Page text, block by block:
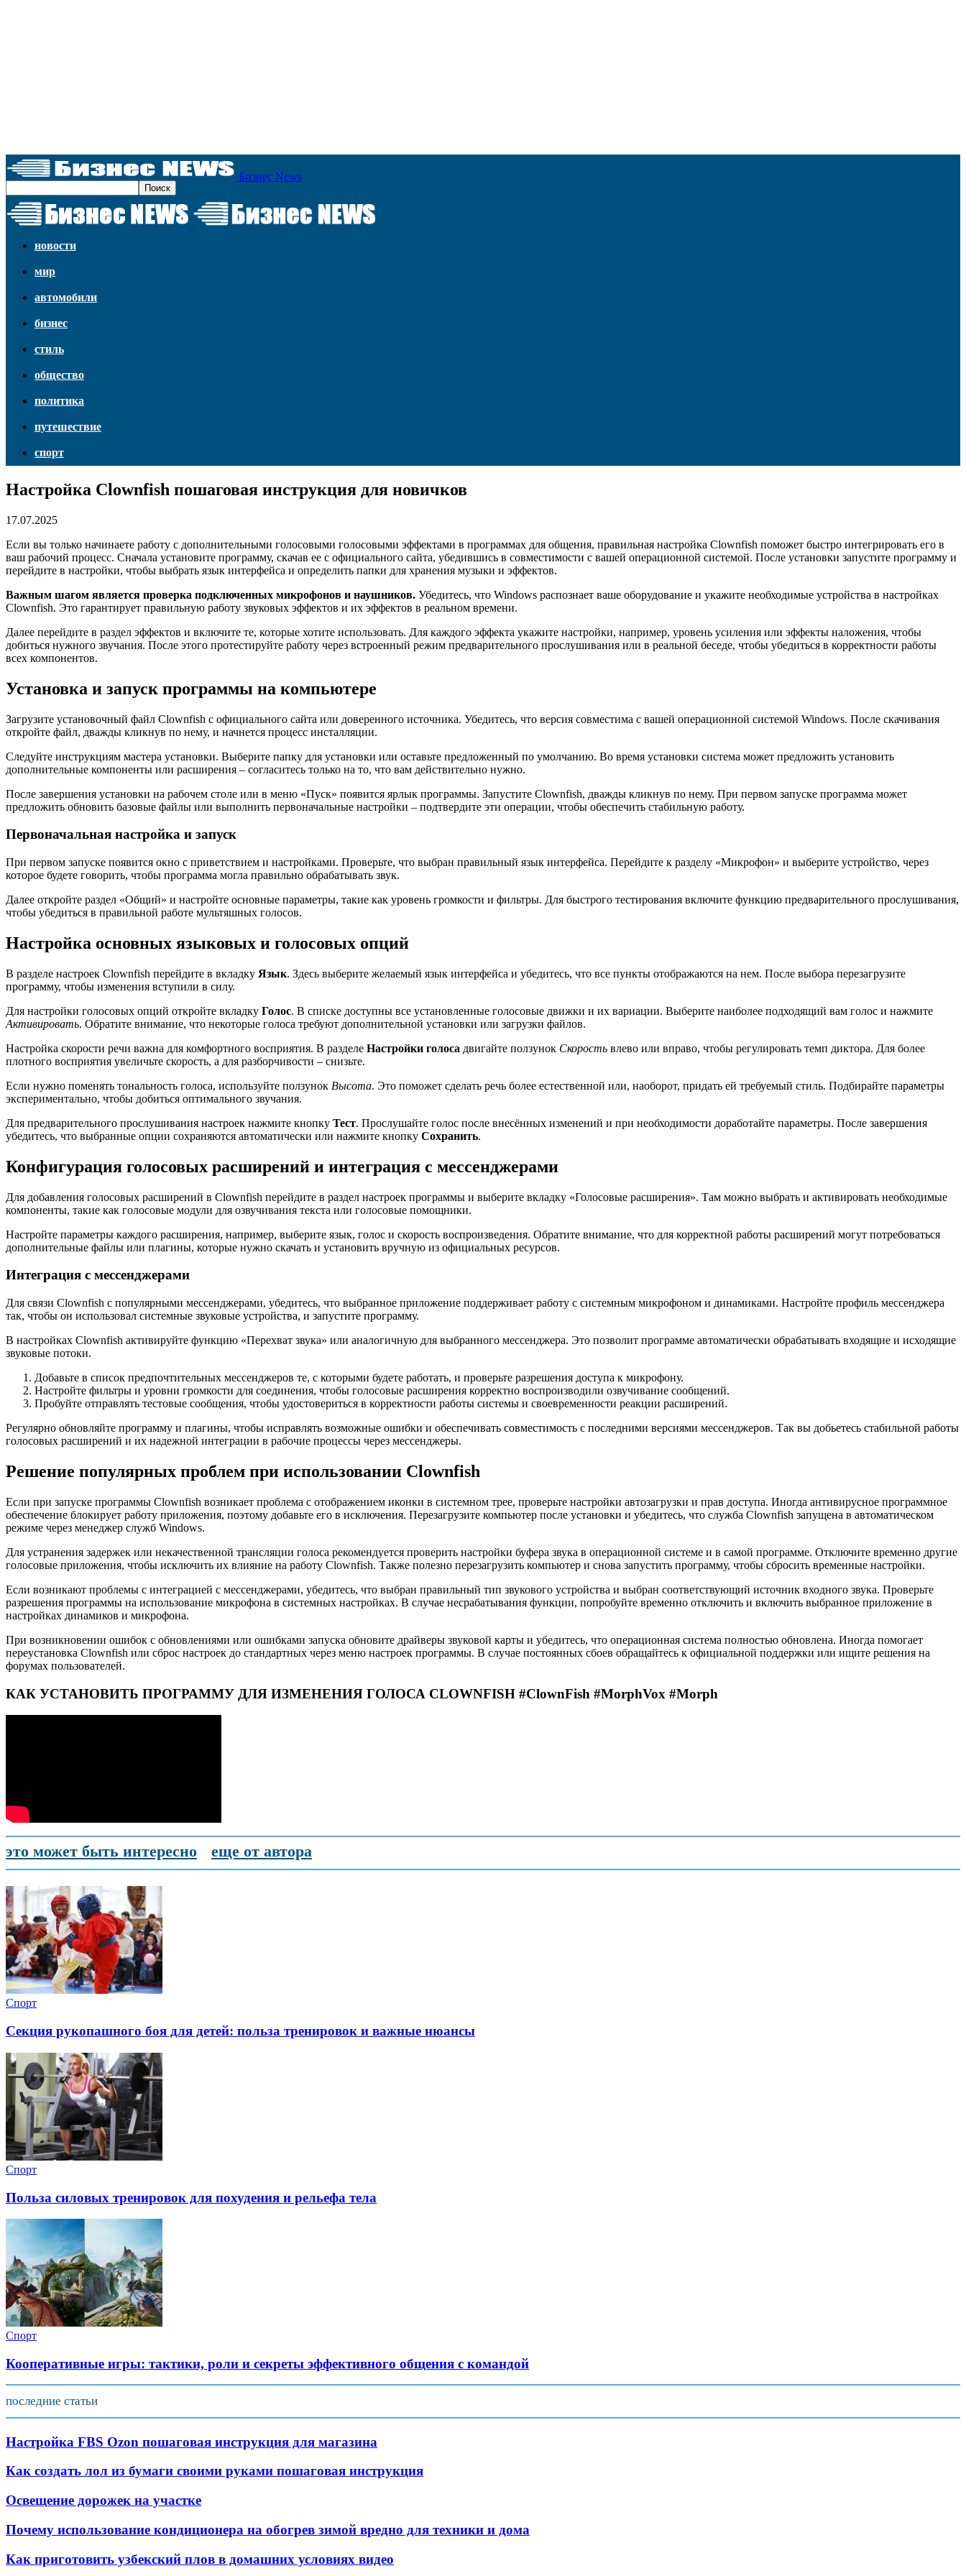
Бизнес News
новости
мир
автомобили
бизнес
стиль
общество
политика
путешествие
спорт
Настройка Clownfish пошаговая инструкция для новичков
17.07.2025
Если вы только начинаете работу с дополнительными голосовыми голосовыми эффектами в программах для общения, правильная настройка Clownfish поможет быстро интегрировать его в
ваш рабочий процесс. Сначала установите программу, скачав ее с официального сайта, убедившись в совместимости с вашей операционной системой. После установки запустите программу и
перейдите в настройки, чтобы выбрать язык интерфейса и определить папки для хранения музыки и эффектов.
Важным шагом является проверка подключенных микрофонов и наушников. Убедитесь, что Windows распознает ваше оборудование и укажите необходимые устройства в настройках
Clownfish. Это гарантирует правильную работу звуковых эффектов и их эффектов в реальном времени.
Далее перейдите в раздел эффектов и включите те, которые хотите использовать. Для каждого эффекта укажите настройки, например, уровень усиления или эффекты наложения, чтобы
добиться нужного звучания. После этого протестируйте работу через встроенный режим предварительного прослушивания или в реальной беседе, чтобы убедиться в корректности работы
всех компонентов.
Установка и запуск программы на компьютере
Загрузите установочный файл Clownfish с официального сайта или доверенного источника. Убедитесь, что версия совместима с вашей операционной системой Windows. После скачивания
откройте файл, дважды кликнув по нему, и начнется процесс инсталляции.
Следуйте инструкциям мастера установки. Выберите папку для установки или оставьте предложенный по умолчанию. Во время установки система может предложить установить
дополнительные компоненты или расширения – согласитесь только на то, что вам действительно нужно.
После завершения установки на рабочем столе или в меню «Пуск» появится ярлык программы. Запустите Clownfish, дважды кликнув по нему. При первом запуске программа может
предложить обновить базовые файлы или выполнить первоначальные настройки – подтвердите эти операции, чтобы обеспечить стабильную работу.
Первоначальная настройка и запуск
При первом запуске появится окно с приветствием и настройками. Проверьте, что выбран правильный язык интерфейса. Перейдите к разделу «Микрофон» и выберите устройство, через
которое будете говорить, чтобы программа могла правильно обрабатывать звук.
Далее откройте раздел «Общий» и настройте основные параметры, такие как уровень громкости и фильтры. Для быстрого тестирования включите функцию предварительного прослушивания,
чтобы убедиться в правильной работе мультяшных голосов.
Настройка основных языковых и голосовых опций
В разделе настроек Clownfish перейдите в вкладку Язык. Здесь выберите желаемый язык интерфейса и убедитесь, что все пункты отображаются на нем. После выбора перезагрузите
программу, чтобы изменения вступили в силу.
Для настройки голосовых опций откройте вкладку Голос. В списке доступны все установленные голосовые движки и их вариации. Выберите наиболее подходящий вам голос и нажмите
Активировать. Обратите внимание, что некоторые голоса требуют дополнительной установки или загрузки файлов.
Настройка скорости речи важна для комфортного восприятия. В разделе Настройки голоса двигайте ползунок Скорость влево или вправо, чтобы регулировать темп диктора. Для более
плотного восприятия увеличьте скорость, а для разборчивости – снизьте.
Если нужно поменять тональность голоса, используйте ползунок Высота. Это поможет сделать речь более естественной или, наоборот, придать ей требуемый стиль. Подбирайте параметры
экспериментально, чтобы добиться оптимального звучания.
Для предварительного прослушивания настроек нажмите кнопку Тест. Прослушайте голос после внесённых изменений и при необходимости доработайте параметры. После завершения
убедитесь, что выбранные опции сохраняются автоматически или нажмите кнопку Сохранить.
Конфигурация голосовых расширений и интеграция с мессенджерами
Для добавления голосовых расширений в Clownfish перейдите в раздел настроек программы и выберите вкладку «Голосовые расширения». Там можно выбрать и активировать необходимые
компоненты, такие как голосовые модули для озвучивания текста или голосовые помощники.
Настройте параметры каждого расширения, например, выберите язык, голос и скорость воспроизведения. Обратите внимание, что для корректной работы расширений могут потребоваться
дополнительные файлы или плагины, которые нужно скачать и установить вручную из официальных ресурсов.
Интеграция с мессенджерами
Для связи Clownfish с популярными мессенджерами, убедитесь, что выбранное приложение поддерживает работу с системным микрофоном и динамиками. Настройте профиль мессенджера
так, чтобы он использовал системные звуковые устройства, и запустите программу.
В настройках Clownfish активируйте функцию «Перехват звука» или аналогичную для выбранного мессенджера. Это позволит программе автоматически обрабатывать входящие и исходящие
звуковые потоки.
Добавьте в список предпочтительных мессенджеров те, с которыми будете работать, и проверьте разрешения доступа к микрофону.
Настройте фильтры и уровни громкости для соединения, чтобы голосовые расширения корректно воспроизводили озвучивание сообщений.
Пробуйте отправлять тестовые сообщения, чтобы удостовериться в корректности работы системы и своевременности реакции расширений.
Регулярно обновляйте программу и плагины, чтобы исправлять возможные ошибки и обеспечивать совместимость с последними версиями мессенджеров. Так вы добьетесь стабильной работы
голосовых расширений и их надежной интеграции в рабочие процессы через мессенджеры.
Решение популярных проблем при использовании Clownfish
Если при запуске программы Clownfish возникает проблема с отображением иконки в системном трее, проверьте настройки автозагрузки и прав доступа. Иногда антивирусное программное
обеспечение блокирует работу приложения, поэтому добавьте его в исключения. Перезагрузите компьютер после установки и убедитесь, что служба Clownfish запущена в автоматическом
режиме через менеджер служб Windows.
Для устранения задержек или некачественной трансляции голоса рекомендуется проверить настройки буфера звука в операционной системе и в самой программе. Отключите временно другие
голосовые приложения, чтобы исключить их влияние на работу Clownfish. Также полезно перезагрузить компьютер и снова запустить программу, чтобы сбросить временные настройки.
Если возникают проблемы с интеграцией с мессенджерами, убедитесь, что выбран правильный тип звукового устройства и выбран соответствующий источник входного звука. Проверьте
разрешения программы на использование микрофона в системных настройках. В случае несрабатывания функции, попробуйте временно отключить и включить выбранное приложение в
настройках динамиков и микрофона.
При возникновении ошибок с обновлениями или ошибками запуска обновите драйверы звуковой карты и убедитесь, что операционная система полностью обновлена. Иногда помогает
переустановка Clownfish или сброс настроек до стандартных через меню настроек программы. В случае постоянных сбоев обращайтесь к официальной поддержки или ищите решения на
форумах пользователей.
КАК УСТАНОВИТЬ ПРОГРАММУ ДЛЯ ИЗМЕНЕНИЯ ГОЛОСА CLOWNFISH #ClownFish #MorphVox #Morph
это может быть интересно еще от автора
Спорт
Секция рукопашного боя для детей: польза тренировок и важные нюансы
Спорт
Польза силовых тренировок для похудения и рельефа тела
Спорт
Кооперативные игры: тактики, роли и секреты эффективного общения с командой
последние статьи
Настройка FBS Ozon пошаговая инструкция для магазина
Как создать лол из бумаги своими руками пошаговая инструкция
Освещение дорожек на участке
Почему использование кондиционера на обогрев зимой вредно для техники и дома
Как приготовить узбекский плов в домашних условиях видео